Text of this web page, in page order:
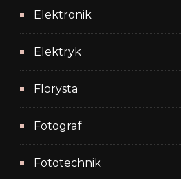
Elektronik
Elektryk
Florysta
Fotograf
Fototechnik